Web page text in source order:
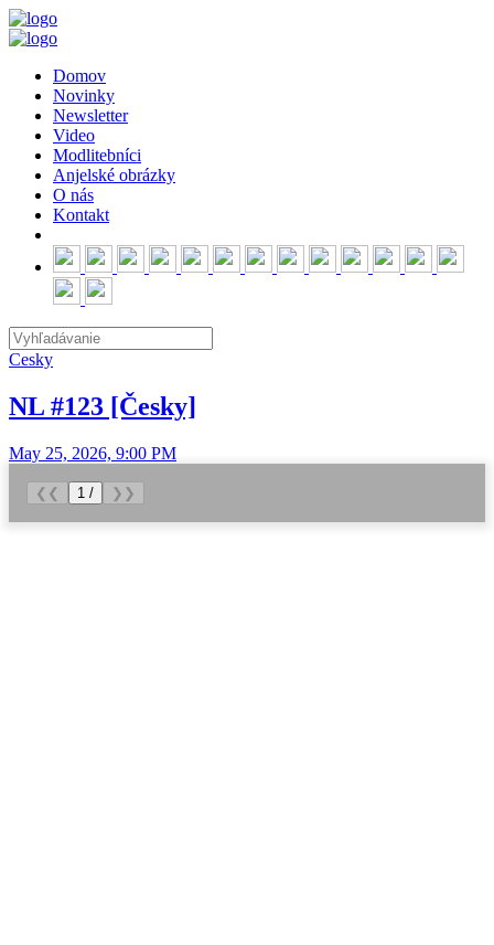
Domov
Novinky
Newsletter
Video
Modlitebníci
Anjelské obrázky
O nás
Kontakt
Cesky
NL #123 [Česky]
May 25, 2026, 9:00 PM
❮❮ 1 / ❯❯